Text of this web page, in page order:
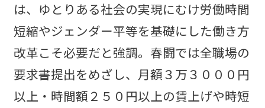
は、ゆとりある社会の実現にむけ労働時間
短縮やジェンダー平等を基礎にした働き方
改革こそ必要だと強調。春闘では全職場の
要求書提出をめざし、月額３万３０００円
以上・時間額２５０円以上の賃上げや時短